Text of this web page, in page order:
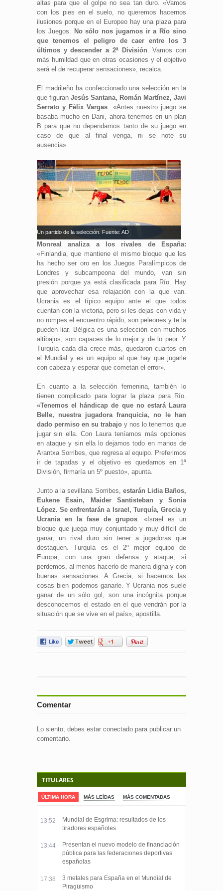
altas para que el golpe no sea tan duro. «Vamos
con los pies en el suelo, no queremos hacernos
ilusiones porque en el Europeo hay una plaza para
los Juegos. No sólo nos jugamos ir a Río sino
que tenemos el peligro de caer entre los 3
últimos y descender a 2ª División. Vamos con
más humildad que en otras ocasiones y el objetivo
será el de recuperar sensaciones», recalca.
El madrileño ha confeccionado una selección en la
que figuran Jesús Santana, Román Martínez, Javi
Serrato y Félix Vargas. «Antes nuestro juego se
basaba mucho en Dani, ahora tenemos en un plan
B para que no dependamos tanto de su juego en
caso de que al final venga, ni se note su
ausencia».
Un partido de la selección. Fuente: AD
Monreal analiza a los rivales de España:
«Finlandia, que mantiene el mismo bloque que les
ha hecho ser oro en los Juegos Paralímpicos de
Londres y subcampeona del mundo, van sin
presión porque ya está clasificada para Río. Hay
que aprovechar esa relajación con la que van.
Ucrania es el típico equipo ante el que todos
cuentan con la victoria, pero si les dejas con vida y
no rompes el encuentro rápido, son peleones y te la
pueden liar. Bélgica es una selección con muchos
altibajos, son capaces de lo mejor y de lo peor. Y
Turquía cada día crece más, quedaron cuartos en
el Mundial y es un equipo al que hay que jugarle
con cabeza y esperar que cometan el error».
En cuanto a la selección femenina, también lo
tienen complicado para lograr la plaza para Río.
«Tenemos el hándicap de que no estará Laura
Belle, nuestra jugadora franquicia, no le han
dado permiso en su trabajo y nos lo tenemos que
jugar sin ella. Con Laura teníamos más opciones
en ataque y sin ella lo dejamos todo en manos de
Arantxa Sorribes, que regresa al equipo. Preferimos
ir de tapadas y el objetivo es quedarnos en 1ª
División, firmaría un 5º puesto», apunta.
Junto a la sevillana Sorribes, estarán Lidia Baños,
Eukene Esain, Maider Santisteban y Sonia
López. Se enfrentarán a Israel, Turquía, Grecia y
Ucrania en la fase de grupos. «Israel es un
bloque que juega muy conjuntado y muy difícil de
ganar, un rival duro sin tener a jugadoras que
destaquen. Turquía es el 2º mejor equipo de
Europa, con una gran defensa y ataque, si
perdemos, al menos hacerlo de manera digna y con
buenas sensaciones. A Grecia, si hacemos las
cosas bien podemos ganarle. Y Ucrania nos suele
ganar de un sólo gol, son una incógnita porque
desconocemos el estado en el que vendrán por la
situación que se vive en el país», apostilla.
Comentar
Lo siento, debes estar conectado para publicar un
comentario.
TITULARES
ÚLTIMA HORA MÁS LEÍDAS MÁS COMENTADAS
13:52
Mundial de Esgrima: resultados de los
tiradores españoles
13:44
Presentan el nuevo modelo de financiación
pública para las federaciones deportivas
españolas
17:38
3 metales para España en el Mundial de
Piragüismo